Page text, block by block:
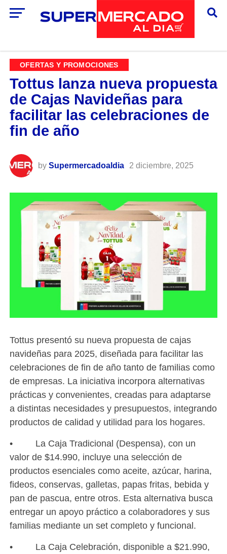
OFERTAS Y PROMOCIONES
Tottus lanza nueva propuesta
de Cajas Navideñas para
facilitar las celebraciones de
fin de año
by Supermercadoaldia 2 diciembre, 2025
Tottus presentó su nueva propuesta de cajas
navideñas para 2025, diseñada para facilitar las
celebraciones de fin de año tanto de familias como
de empresas. La iniciativa incorpora alternativas
prácticas y convenientes, creadas para adaptarse
a distintas necesidades y presupuestos, integrando
productos de calidad y utilidad para los hogares.
• La Caja Tradicional (Despensa), con un
valor de $14.990, incluye una selección de
productos esenciales como aceite, azúcar, harina,
fideos, conservas, galletas, papas fritas, bebida y
pan de pascua, entre otros. Esta alternativa busca
entregar un apoyo práctico a colaboradores y sus
familias mediante un set completo y funcional.
• La Caja Celebración, disponible a $21.990,